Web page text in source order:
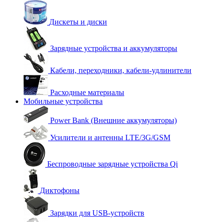
Дискеты и диски
Зарядные устройства и аккумуляторы
Кабели, переходники, кабели-удлинители
Расходные материалы
Мобильные устройства
Power Bank (Внешние аккумуляторы)
Усилители и антенны LTE/3G/GSM
Беспроводные зарядные устройства Qi
Диктофоны
Зарядки для USB-устройств